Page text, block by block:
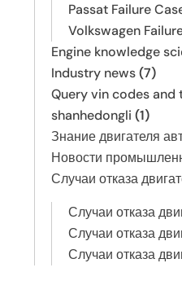
Passat Failure
Volkswagen
Engine knowledge
Industry news(7)
Query vin codes
shanhedongli (1)
Знание двигателя
Новости
Случаи отказа
Случаи отказа
Случаи отказа
Случаи отказа